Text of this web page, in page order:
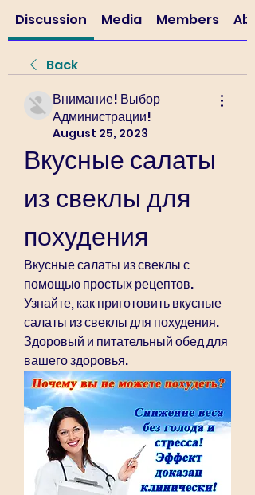
Discussion Media Members
Back
Внимание! Выбор
Администрации!
August 25, 2023
Вкусные салаты
из свеклы для
похудения
Вкусные салаты из свеклы с
помощью простых рецептов.
Узнайте, как приготовить вкусные
салаты из свеклы для похудения.
Здоровый и питательный обед для
вашего здоровья.